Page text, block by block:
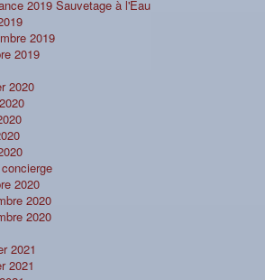
2019 Sauvetage à l'Eau
2019
2019
2020
2020
2020
2020
2021
2021